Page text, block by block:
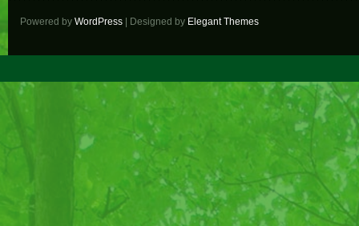
Powered by WordPress | Designed by Elegant Themes